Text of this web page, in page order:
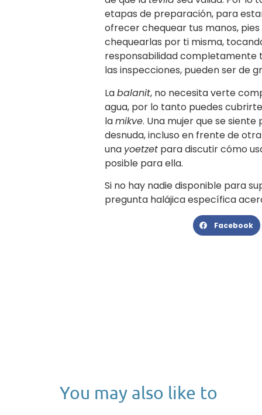
etapas de preparación, para
ofrecer chequear tus manos,
chequearlas por ti misma,
responsabilidad completamente
las inspecciones, pueden ser de
Labalanit, no necesita verte
agua, por lo tanto puedes
lamikve. Una mujer que se
desnuda, incluso en frente de
una yoetzetpara discutir cómo
posible para ella.
Si no hay nadie disponible para
pregunta halájica específica
Facebook
You may also like to